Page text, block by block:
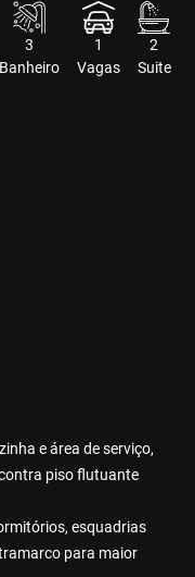
3
Banheiro
1
Vagas
2
Suite
e área de serviço,
piso flutuante
esquadrias
para maior